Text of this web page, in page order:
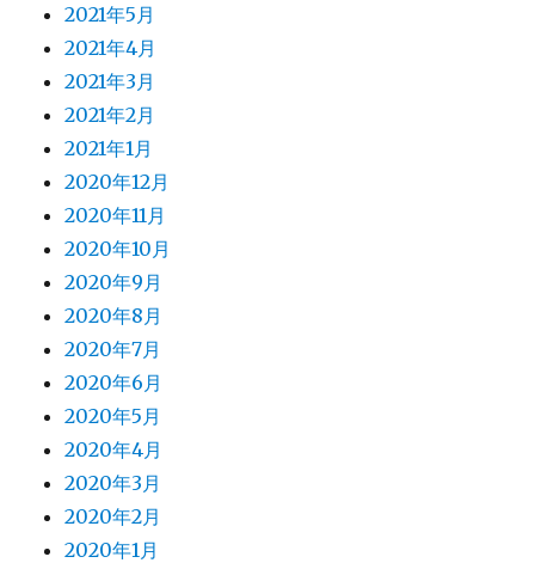
2021年5月
2021年4月
2021年3月
2021年2月
2021年1月
2020年12月
2020年11月
2020年10月
2020年9月
2020年8月
2020年7月
2020年6月
2020年5月
2020年4月
2020年3月
2020年2月
2020年1月